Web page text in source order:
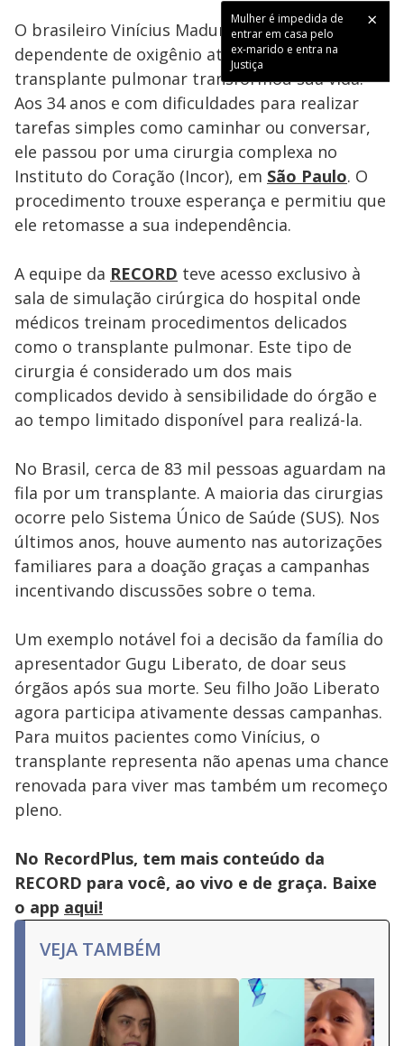
Mulher é impedida de
entrar em casa pelo
ex-marido e entra na
Justiça
O brasileiro Vinícius Madureira viveu anos
dependente de oxigênio até que um
transplante pulmonar transformou sua vida.
Aos 34 anos e com dificuldades para realizar
tarefas simples como caminhar ou conversar,
ele passou por uma cirurgia complexa no
Instituto do Coração (Incor), em São Paulo. O
procedimento trouxe esperança e permitiu que
ele retomasse a sua independência.
A equipe da RECORD teve acesso exclusivo à
sala de simulação cirúrgica do hospital onde
médicos treinam procedimentos delicados
como o transplante pulmonar. Este tipo de
cirurgia é considerado um dos mais
complicados devido à sensibilidade do órgão e
ao tempo limitado disponível para realizá-la.
No Brasil, cerca de 83 mil pessoas aguardam na
fila por um transplante. A maioria das cirurgias
ocorre pelo Sistema Único de Saúde (SUS). Nos
últimos anos, houve aumento nas autorizações
familiares para a doação graças a campanhas
incentivando discussões sobre o tema.
Um exemplo notável foi a decisão da família do
apresentador Gugu Liberato, de doar seus
órgãos após sua morte. Seu filho João Liberato
agora participa ativamente dessas campanhas.
Para muitos pacientes como Vinícius, o
transplante representa não apenas uma chance
renovada para viver mas também um recomeço
pleno.
No RecordPlus, tem mais conteúdo da
RECORD para você, ao vivo e de graça. Baixe
o app aqui!
VEJA TAMBÉM